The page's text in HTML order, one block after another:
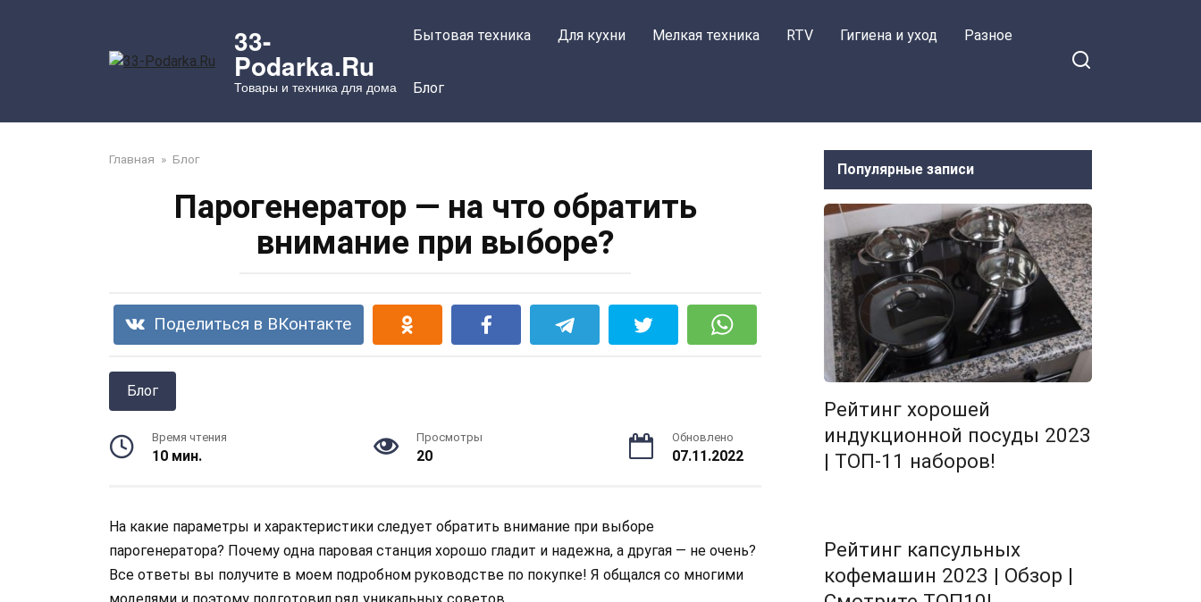
33-
Podarka.Ru
Товары и техника для дома
Бытовая техника Для кухни Мелкая техника RTV Гигиена и уход Разное
Блог
Главная » Блог
Парогенератор — на что обратить
внимание при выборе?
Поделиться в ВКонтакте
Блог
Время чтения
10 мин.
Просмотры
20
Обновлено
07.11.2022
На какие параметры и характеристики следует обратить внимание при выборе
парогенератора? Почему одна паровая станция хорошо гладит и надежна, а другая — не очень?
Все ответы вы получите в моем подробном руководстве по покупке! Я общался со многими
Популярные записи
Рейтинг хорошей
индукционной посуды 2023
| ТОП-11 наборов!
Рейтинг капсульных
кофемашин 2023 | Обзор |